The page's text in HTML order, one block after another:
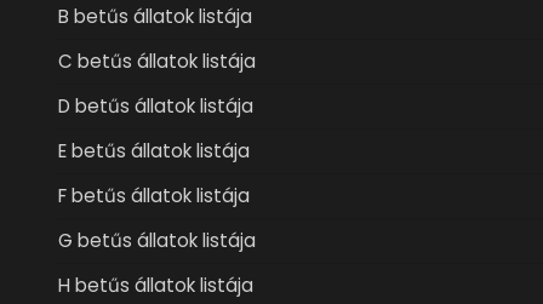
B betűs állatok listája
C betűs állatok listája
D betűs állatok listája
E betűs állatok listája
F betűs állatok listája
G betűs állatok listája
H betűs állatok listája